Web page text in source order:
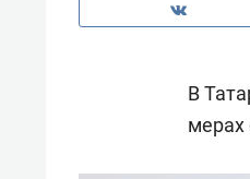
В
мерах